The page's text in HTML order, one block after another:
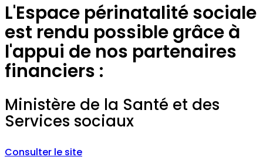
L'Espace périnatalité sociale
est rendu possible grâce à
l'appui de nos partenaires
financiers :
Ministère de la Santé et des
Services sociaux
Consulter le site